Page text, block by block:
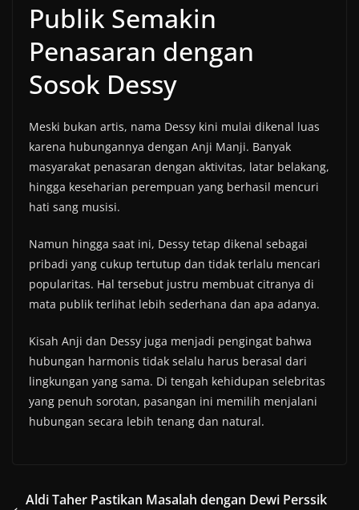
Publik Semakin
Penasaran dengan
Sosok Dessy
Meski bukan artis, nama Dessy kini mulai dikenal luas
karena hubungannya dengan Anji Manji. Banyak
masyarakat penasaran dengan aktivitas, latar belakang,
hingga keseharian perempuan yang berhasil mencuri
hati sang musisi.
Namun hingga saat ini, Dessy tetap dikenal sebagai
pribadi yang cukup tertutup dan tidak terlalu mencari
popularitas. Hal tersebut justru membuat citranya di
mata publik terlihat lebih sederhana dan apa adanya.
Kisah Anji dan Dessy juga menjadi pengingat bahwa
hubungan harmonis tidak selalu harus berasal dari
lingkungan yang sama. Di tengah kehidupan selebritas
yang penuh sorotan, pasangan ini memilih menjalani
hubungan secara lebih tenang dan natural.
Aldi Taher Pastikan Masalah dengan Dewi Perssik